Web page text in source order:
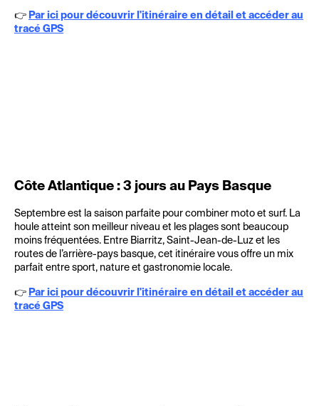
👉 Par ici pour découvrir l'itinéraire en détail et accéder au
tracé GPS
Côte Atlantique : 3 jours au Pays Basque
Septembre est la saison parfaite pour combiner moto et surf. La
houle atteint son meilleur niveau et les plages sont beaucoup
moins fréquentées. Entre Biarritz, Saint-Jean-de-Luz et les
routes de l’arrière-pays basque, cet itinéraire vous offre un mix
parfait entre sport, nature et gastronomie locale.
👉 Par ici pour découvrir l'itinéraire en détail et accéder au
tracé GPS